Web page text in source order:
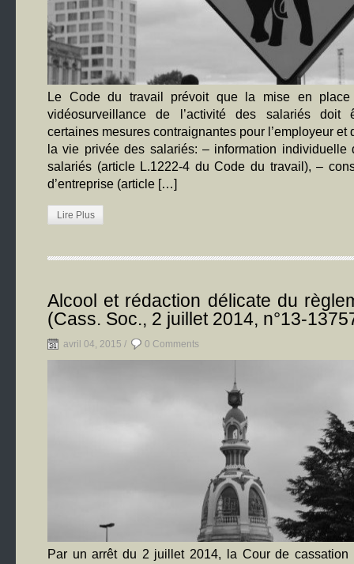
Le Code du travail prévoit que la mise en place
vidéosurveillance de l’activité des salariés doit
certaines mesures contraignantes pour l’employeur et
la vie privée des salariés: – information individuelle
salariés (article L.1222-4 du Code du travail), –
d’entreprise (article […]
Lire Plus
Alcool et rédaction délicate du
(Cass. Soc., 2 juillet 2014, n°13-
avril 04, 2015 / 0 Comments
Par un arrêt du 2 juillet 2014, la Cour de cassation